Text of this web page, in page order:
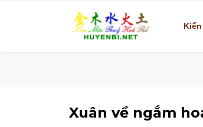
Xuân về ngắm